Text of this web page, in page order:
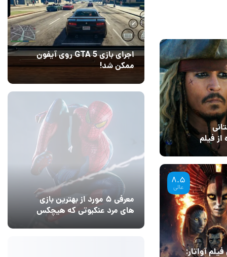
از فیلم
کائیب ۶
8.5
عالی
آواتار:
اجرای بازی GTA 5 روی آیفون
ممکن شد!
معرفی ۵ مورد از بهترین بازی
های مرد عنکبوتی که هیچکس